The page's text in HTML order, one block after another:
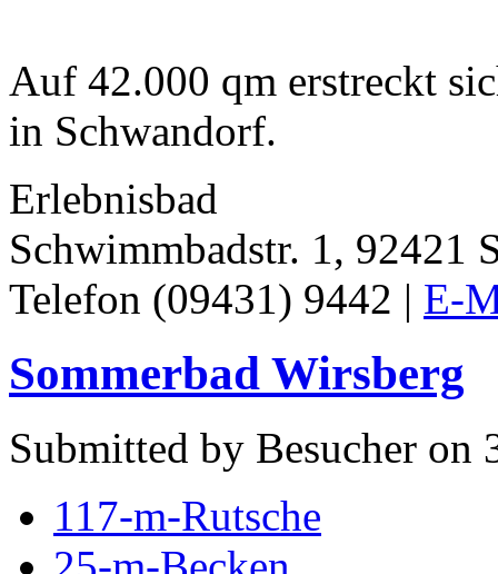
Auf 42.000 qm erstreckt
in Schwandorf.
Erlebnisbad
Schwimmbadstr. 1, 92421
Telefon (09431) 9442 | E-
Sommerbad Wirsberg
Submitted by Besucher on
117-m-Rutsche